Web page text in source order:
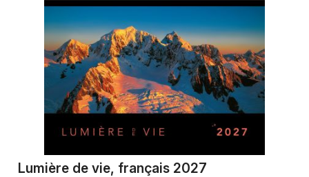
Lumière de vie, français 2027